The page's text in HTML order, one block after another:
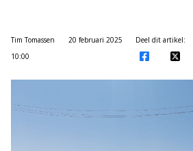
Tim Tomassen
20 februari 2025
10:00
Deel dit artikel: